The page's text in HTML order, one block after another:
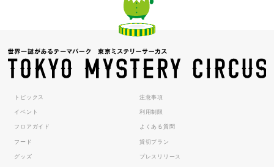
トピックス
イベント
フロアガイド
フード
グッズ
注意事項
利用制限
よくある質問
貸切プラン
プレスリリース